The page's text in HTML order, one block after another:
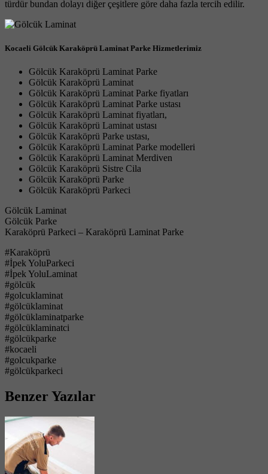
türdür bundan dolayı diğer çeşitlere göre daha fazla tercih edilir.
Kocaeli Gölcük Karaköprü Laminat Parke Hizmetlerimiz
Gölcük Karaköprü Laminat Parke
Gölcük Karaköprü Laminat
Gölcük Karaköprü Laminat Parke fiyatları
Gölcük Karaköprü Laminat Parke ustası
Gölcük Karaköprü Laminat fiyatları,
Gölcük Karaköprü Laminat ustası
Gölcük Karaköprü Parke ustası,
Gölcük Karaköprü Laminat Parke modelleri
Gölcük Karaköprü Laminat Merdiven
Gölcük Karaköprü Sistre Cila
Gölcük Karaköprü Parke
Gölcük Karaköprü Parkeci
Gölcük Laminat
Gölcük Parke
Karaköprü Parkeci – Karaköprü Laminat Parke
#Karaköprü
#İpek YoluParkeci
#İpek YoluLaminat
#gölcük
#golcuklaminat
#gölcüklaminat
#gölcüklaminatparke
#gölcüklaminatci
#gölcükparke
#kocaeli
#golcukparke
#gölcükparkeci
Benzer Yazılar